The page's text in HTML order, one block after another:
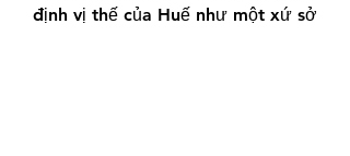
định vị thế của Huế như một xứ sở